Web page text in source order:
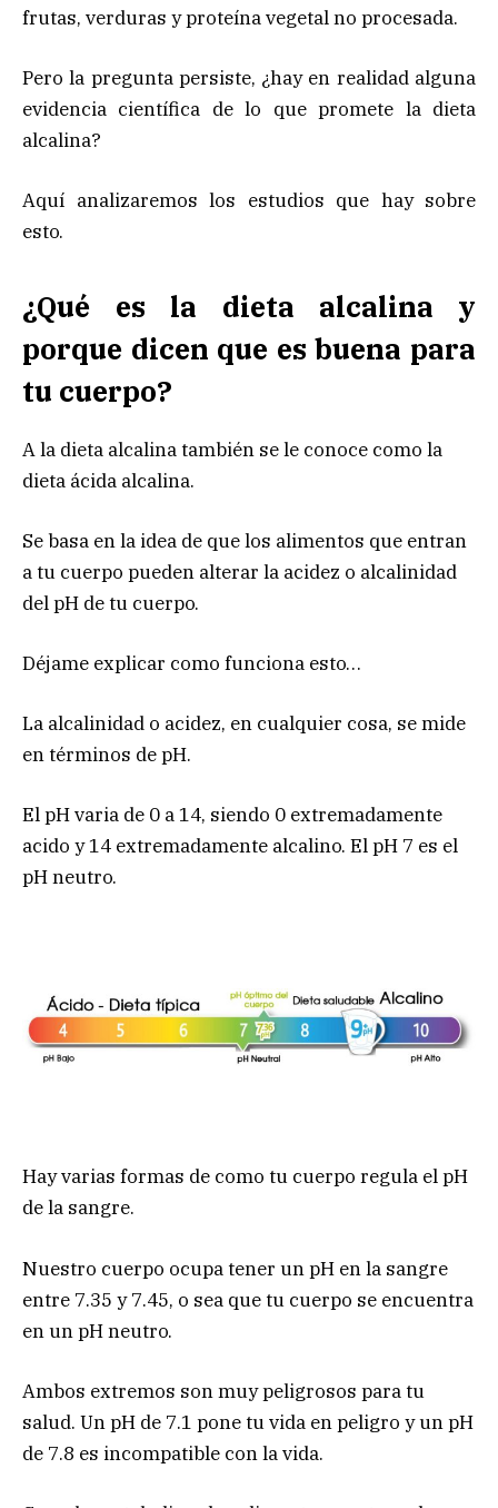
frutas, verduras y proteína vegetal no procesada.
Pero la pregunta persiste, ¿hay en realidad alguna
evidencia científica de lo que promete la dieta
alcalina?
Aquí analizaremos los estudios que hay sobre
esto.
¿Qué es la dieta alcalina y
porque dicen que es buena para
tu cuerpo?
A la dieta alcalina también se le conoce como la
dieta ácida alcalina.
Se basa en la idea de que los alimentos que entran
a tu cuerpo pueden alterar la acidez o alcalinidad
del pH de tu cuerpo.
Déjame explicar como funciona esto…
La alcalinidad o acidez, en cualquier cosa, se mide
en términos de pH.
El pH varia de 0 a 14, siendo 0 extremadamente
acido y 14 extremadamente alcalino. El pH 7 es el
pH neutro.
Hay varias formas de como tu cuerpo regula el pH
de la sangre.
Nuestro cuerpo ocupa tener un pH en la sangre
entre 7.35 y 7.45, o sea que tu cuerpo se encuentra
en un pH neutro.
Ambos extremos son muy peligrosos para tu
salud. Un pH de 7.1 pone tu vida en peligro y un pH
de 7.8 es incompatible con la vida.